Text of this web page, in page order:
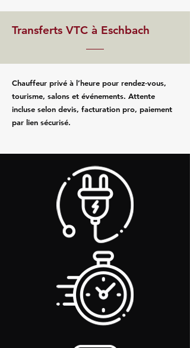
Transferts VTC à Eschbach
Chauffeur privé à l’heure pour rendez‑vous,
tourisme, salons et événements. Attente
incluse selon devis, facturation pro, paiement
par lien sécurisé.